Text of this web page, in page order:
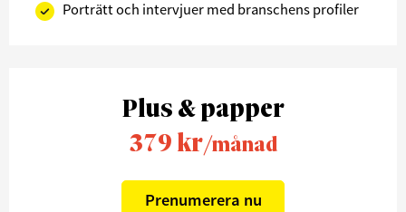
Porträtt och intervjuer med branschens profiler
Plus & papper
379 kr/månad
Prenumerera nu